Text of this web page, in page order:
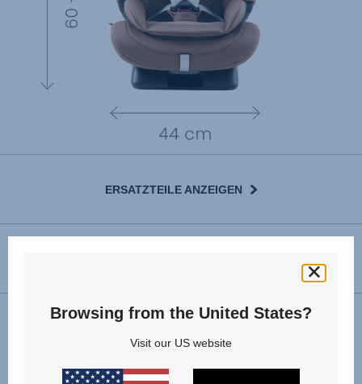
ERSATZTEILE ANZEIGEN
Installation
Browsing from the United States?
Visit our US website